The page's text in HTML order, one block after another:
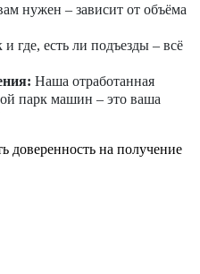
нужен – зависит от объёма
где, есть ли подъезды – всё
Наша отработанная
парк машин – это ваша
доверенность на получение